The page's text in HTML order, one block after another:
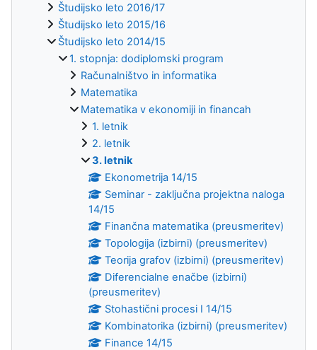
Študijsko leto 2016/17
Študijsko leto 2015/16
Študijsko leto 2014/15
1. stopnja: dodiplomski program
Računalništvo in informatika
Matematika
Matematika v ekonomiji in financah
1. letnik
2. letnik
3. letnik
Ekonometrija 14/15
Seminar - zaključna projektna naloga
14/15
Finančna matematika (preusmeritev)
Topologija (izbirni) (preusmeritev)
Teorija grafov (izbirni) (preusmeritev)
Diferencialne enačbe (izbirni)
(preusmeritev)
Stohastični procesi I 14/15
Kombinatorika (izbirni) (preusmeritev)
Finance 14/15